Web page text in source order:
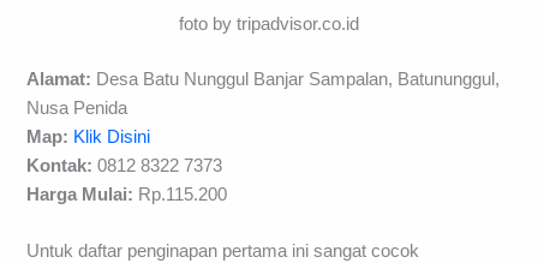
foto by tripadvisor.co.id
Alamat: Desa Batu Nunggul Banjar Sampalan, Batununggul,
Nusa Penida
Map: Klik Disini
Kontak: 0812 8322 7373
Harga Mulai: Rp.115.200
Untuk daftar penginapan pertama ini sangat cocok